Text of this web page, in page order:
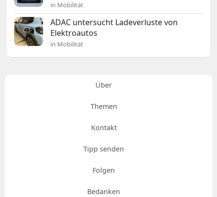
in Mobilität
ADAC untersucht Ladeverluste von
Elektroautos
in Mobilität
Über
Themen
Kontakt
Tipp senden
Folgen
Bedanken